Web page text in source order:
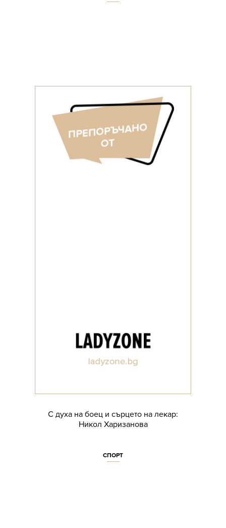
С духа на боец и сърцето на лекар:
Никол Харизанова
СПОРТ